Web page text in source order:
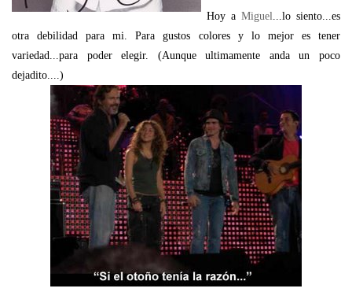
Hoy a Miguel
...lo siento...es
otra debilidad para mi. Para gustos colores y lo mejor es tener
variedad...para poder elegir. (Aunque ultimamente anda un poco
dejadito....)